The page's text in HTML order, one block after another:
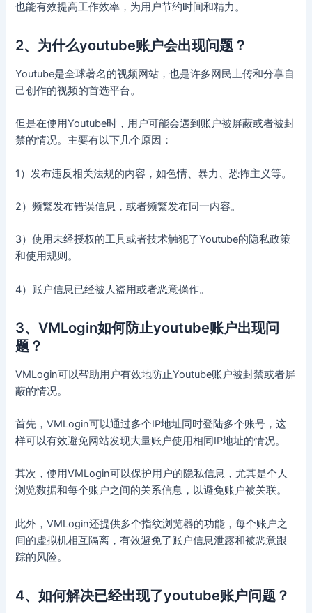
也能有效提高工作效率，为用户节约时间和精力。
2、为什么youtube账户会出现问题？
Youtube是全球著名的视频网站，也是许多网民上传和分享自
己创作的视频的首选平台。
但是在使用Youtube时，用户可能会遇到账户被屏蔽或者被封
禁的情况。主要有以下几个原因：
1）发布违反相关法规的内容，如色情、暴力、恐怖主义等。
2）频繁发布错误信息，或者频繁发布同一内容。
3）使用未经授权的工具或者技术触犯了Youtube的隐私政策
和使用规则。
4）账户信息已经被人盗用或者恶意操作。
3、VMLogin如何防止youtube账户出现问
题？
VMLogin可以帮助用户有效地防止Youtube账户被封禁或者屏
蔽的情况。
首先，VMLogin可以通过多个IP地址同时登陆多个账号，这
样可以有效避免网站发现大量账户使用相同IP地址的情况。
其次，使用VMLogin可以保护用户的隐私信息，尤其是个人
浏览数据和每个账户之间的关系信息，以避免账户被关联。
此外，VMLogin还提供多个指纹浏览器的功能，每个账户之
间的虚拟机相互隔离，有效避免了账户信息泄露和被恶意跟
踪的风险。
4、如何解决已经出现了youtube账户问题？